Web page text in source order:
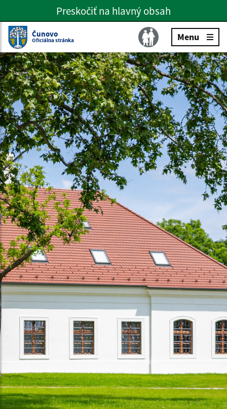
Preskočiť na hlavné menu
Preskočiť na hlavný obsah
Slovenčina
Čunovo
Oficiálna stránka Menu